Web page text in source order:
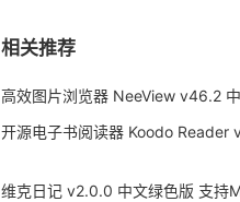
相关推荐
高效图片浏览器 NeeView v46.2
开源电子书阅读器 Koodo Reader
维克日记 v2.0.0 中文绿色版 支持